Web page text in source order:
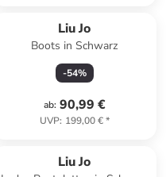
Liu Jo
Boots in Schwarz
-54%
ab: 90,99 €
UVP: 199,00 €*
Liu Jo